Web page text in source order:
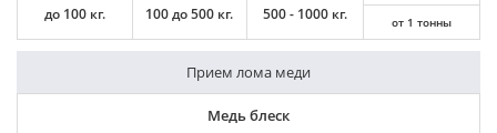
до 100 кг. 100 до 500 кг. 500 - 1000 кг. от 1 тонны
Прием лома меди
Медь блеск